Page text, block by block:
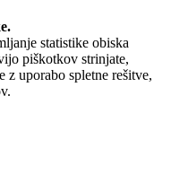
statistike obiska
piškotkov strinjate,
uporabo spletne rešitve,